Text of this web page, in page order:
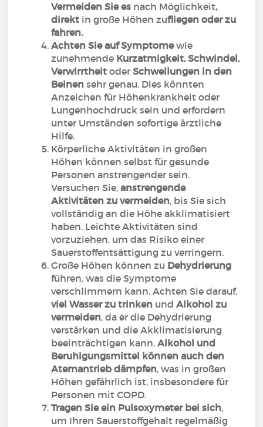
Vermeiden Sie es nach Möglichkeit,
direkt in große Höhen zufliegen oder zu
fahren.
Achten Sie auf Symptomewie
zunehmende Kurzatmigkeit, Schwindel,
Verwirrtheit oderSchwellungen in den
Beinen sehr genau. Dies könnten
Anzeichen für Höhenkrankheit oder
Lungenhochdruck sein und erfordern
unter Umständen sofortige ärztliche
Hilfe.
Körperliche Aktivitäten in großen
Höhen können selbst für gesunde
Personen anstrengender sein.
Versuchen Sie, anstrengende
Aktivitäten zu vermeiden, bis Sie sich
vollständig an die Höhe akklimatisiert
haben. Leichte Aktivitäten sind
vorzuziehen, um das Risiko einer
Sauerstoffentsättigung zu verringern.
Große Höhen können zu Dehydrierung
führen, was die Symptome
verschlimmern kann. Achten Sie darauf,
viel Wasser zu trinken undAlkohol zu
vermeiden, da er die Dehydrierung
verstärken und die Akklimatisierung
beeinträchtigen kann.Alkohol und
Beruhigungsmittel können auch den
Atemantrieb dämpfen, was in großen
Höhen gefährlich ist, insbesondere für
Personen mit COPD.
Tragen Sie ein Pulsoxymeter bei sich,
um Ihren Sauerstoffgehalt regelmäßig